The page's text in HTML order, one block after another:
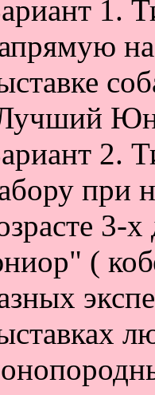
1.
2.
при
3-
(